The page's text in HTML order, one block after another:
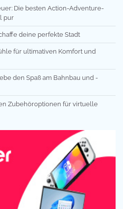
Die besten Action-Adventure-
pur
deine perfekte Stadt
für ultimativen Komfort und
den Spaß am Bahnbau und -
Zubehöroptionen für virtuelle